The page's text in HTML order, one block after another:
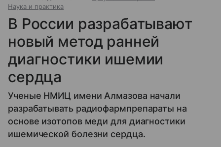
Наука и практика
В России разрабатывают
новый метод ранней
диагностики ишемии
сердца
Ученые НМИЦ имени Алмазова начали
разрабатывать радиофармпрепараты на
основе изотопов меди для диагностики
ишемической болезни сердца.